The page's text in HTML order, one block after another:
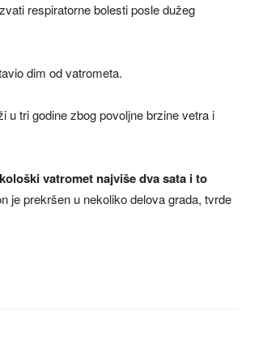
respiratorne bolesti posle dužeg
dim od vatrometa.
u tri godine zbog povoljne brzine vetra i
vatromet najviše dva sata i to
je prekršen u nekoliko delova grada, tvrde